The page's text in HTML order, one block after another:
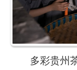
多彩贵州茶